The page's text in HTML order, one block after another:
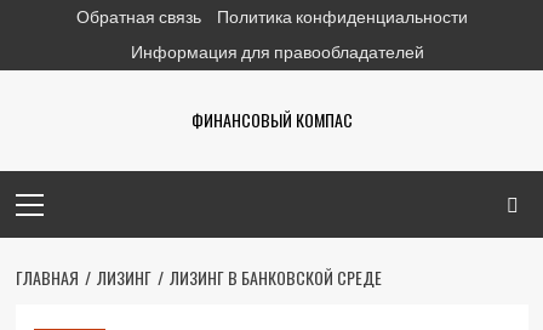
содержимому
Обратная связь
Политика конфиденциальности
Информация для правообладателей
ФИНАНСОВЫЙ КОМПАС
меню
ГЛАВНАЯ ЛИЗИНГ ЛИЗИНГ В БАНКОВСКОЙ СРЕДЕ